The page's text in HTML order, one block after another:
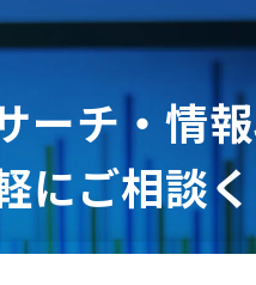
ーチ・情
にご相談